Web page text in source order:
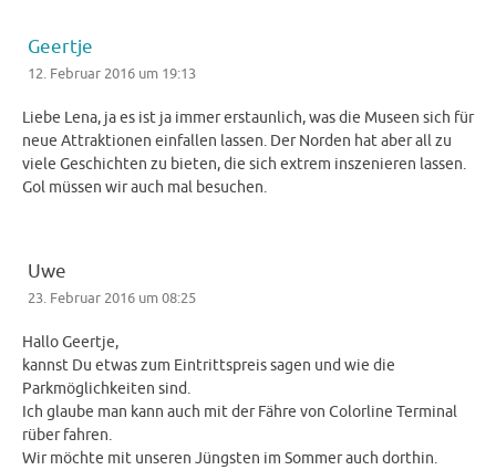
Geertje
12. Februar 2016 um 19:13
Liebe Lena, ja es ist ja immer erstaunlich, was die Museen sich für
neue Attraktionen einfallen lassen. Der Norden hat aber all zu
viele Geschichten zu bieten, die sich extrem inszenieren lassen.
Gol müssen wir auch mal besuchen.
Uwe
23. Februar 2016 um 08:25
Hallo Geertje,
kannst Du etwas zum Eintrittspreis sagen und wie die
Parkmöglichkeiten sind.
Ich glaube man kann auch mit der Fähre von Colorline Terminal
rüber fahren.
Wir möchte mit unseren Jüngsten im Sommer auch dorthin.